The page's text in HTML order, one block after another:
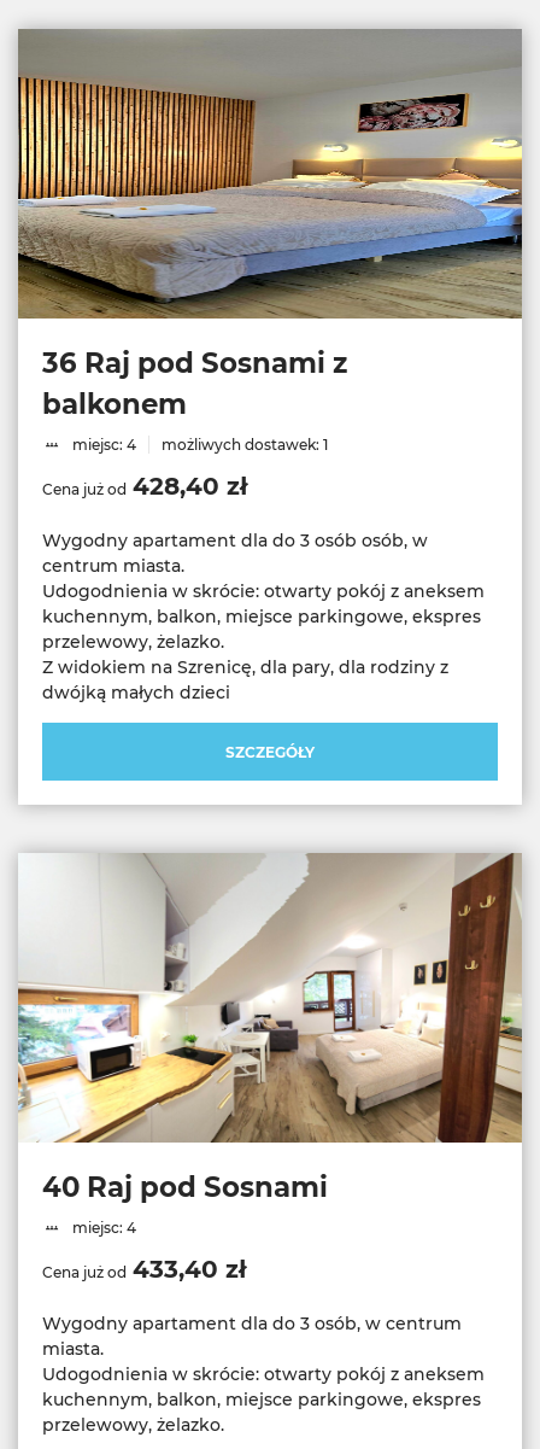
36 Raj pod Sosnami z
balkonem
miejsc: 4 możliwych dostawek: 1
Cena już od 428,40 zł
Wygodny apartament dla do 3 osób osób, w
centrum miasta.
Udogodnienia w skrócie: otwarty pokój z aneksem
kuchennym, balkon, miejsce parkingowe, ekspres
przelewowy, żelazko.
Z widokiem na Szrenicę, dla pary, dla rodziny z
dwójką małych dzieci
SZCZEGÓŁY
40 Raj pod Sosnami
miejsc: 4
Cena już od 433,40 zł
Wygodny apartament dla do 3 osób, w centrum
miasta.
Udogodnienia w skrócie: otwarty pokój z aneksem
kuchennym, balkon, miejsce parkingowe, ekspres